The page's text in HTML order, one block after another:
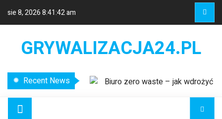
sie 8, 20268:41:42 am
GRYWALIZACJA24.PL
Recent News
Biuro zero waste – jak wdrożyć